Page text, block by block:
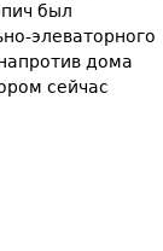
был
эле­ваторного
дома
сейчас